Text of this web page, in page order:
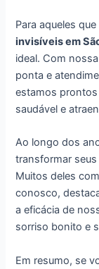
Para aqueles
invisíveis em
ideal. Com
ponta e
estamos
saudável e
Ao longo dos
transformar
Muitos deles
conosco,
a eficácia de
sorriso bonito e
Em resumo, se